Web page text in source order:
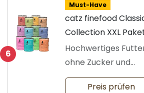
6
Must-Have
catz finefood
Collection XXL
Hochwertiges
ohne Zucker und
Getreide
Preis prüfen